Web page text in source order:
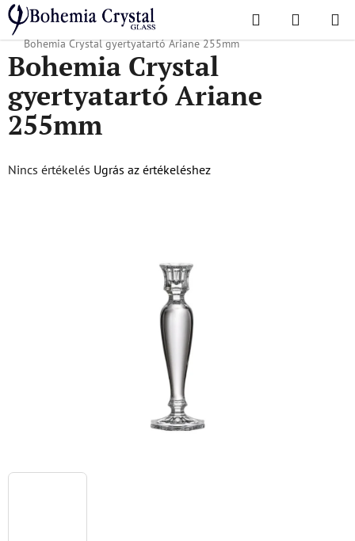
Ugrás
fő
tartalomhoz
Keresés KOSÁR
Kezdőlap
/ Népszerű kollekciók / Karácsonyi ajánlat Karácsonyi áruk
/
Bohemia Crystal gyertyatartó Ariane 255mm
Bohemia Crystal
gyertyatartó Ariane
255mm
A
Nincs értékelés Ugrás az értékeléshez